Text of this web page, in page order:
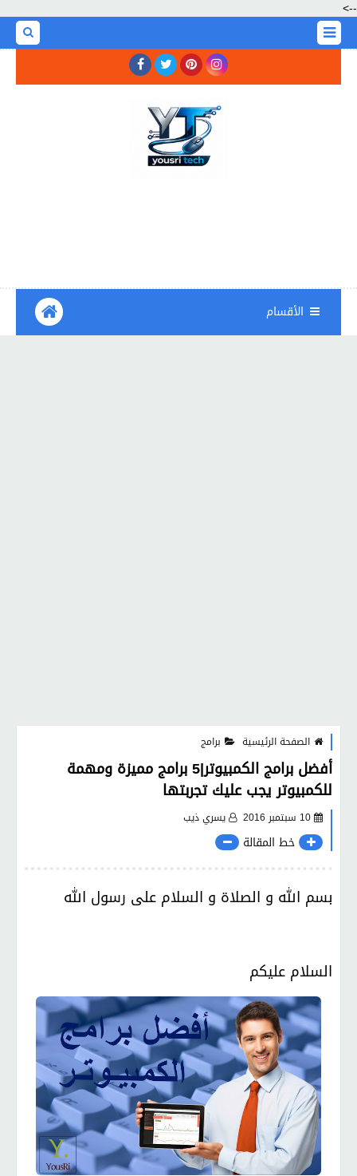
-->
الأقسام
الصفحة الرئيسية برامج
أفضل برامج الكمبيوتر|5 برامج مميزة ومهمة
للكمبيوتر يجب عليك تجربتها
10 سبتمبر 2016 يسري ذيب
خط المقالة
بسم الله و الصلاة و السلام على رسول الله
السلام عليكم